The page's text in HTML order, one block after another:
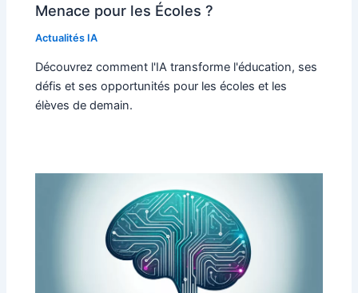
Menace pour les Écoles ?
Actualités IA
Découvrez comment l'IA transforme l'éducation, ses
défis et ses opportunités pour les écoles et les
élèves de demain.